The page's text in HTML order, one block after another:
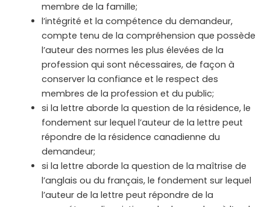
membre de la famille;
l’intégrité et la compétence du demandeur,
compte tenu de la compréhension que possède
l’auteur des normes les plus élevées de la
profession qui sont nécessaires, de façon à
conserver la confiance et le respect des
membres de la profession et du public;
si la lettre aborde la question de la résidence, le
fondement sur lequel l’auteur de la lettre peut
répondre de la résidence canadienne du
demandeur;
si la lettre aborde la question de la maîtrise de
l’anglais ou du français, le fondement sur lequel
l’auteur de la lettre peut répondre de la